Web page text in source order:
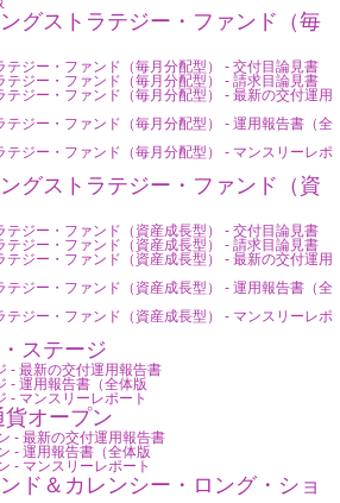
グストラテジー・ファンド（毎
テジー・ファンド（毎月分配型） - 交付目論見書
テジー・ファンド（毎月分配型） - 請求目論見書
テジー・ファンド（毎月分配型） - 最新の交付運用
テジー・ファンド（毎月分配型） - 運用報告書（全
テジー・ファンド（毎月分配型） - マンスリーレポ
グストラテジー・ファンド（資
テジー・ファンド（資産成長型） - 交付目論見書
テジー・ファンド（資産成長型） - 請求目論見書
テジー・ファンド（資産成長型） - 最新の交付運用
テジー・ファンド（資産成長型） - 運用報告書（全
テジー・ファンド（資産成長型） - マンスリーレポ
ステージ
- 最新の交付運用報告書
- 運用報告書（全体版
- マンスリーレポート
貨オープン
- 最新の交付運用報告書
- 運用報告書（全体版
- マンスリーレポート
ド＆カレンシー・ロング・ショ